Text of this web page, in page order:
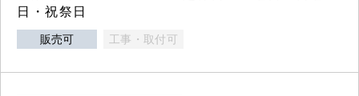
日・祝祭日
販売可 工事・取付可